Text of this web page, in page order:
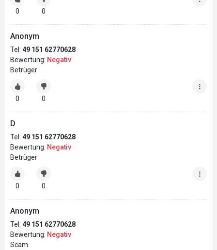
0 0
Anonym
Tel: 49 151 62770628
Bewertung: Negativ
Betrüger
0 0
D
Tel: 49 151 62770628
Bewertung: Negativ
Betrüger
0 0
Anonym
Tel: 49 151 62770628
Bewertung: Negativ
Scam